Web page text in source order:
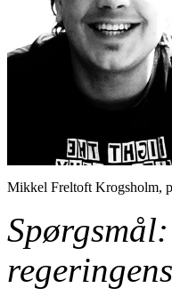
Mikkel Freltoft Krogsholm,